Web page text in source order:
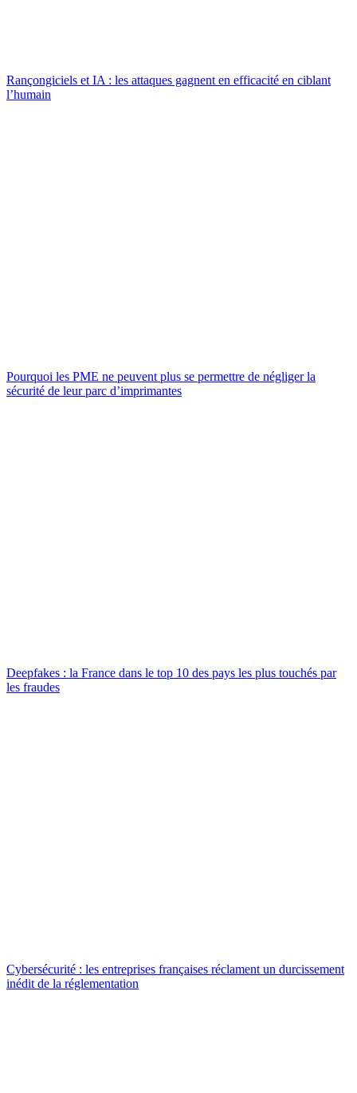
Rançongiciels et IA : les attaques gagnent en efficacité en ciblant
l’humain
Pourquoi les PME ne peuvent plus se permettre de négliger la
sécurité de leur parc d’imprimantes
Deepfakes : la France dans le top 10 des pays les plus touchés par
les fraudes
Cybersécurité : les entreprises françaises réclament un durcissement
inédit de la réglementation